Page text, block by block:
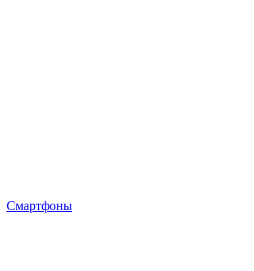
Смартфоны